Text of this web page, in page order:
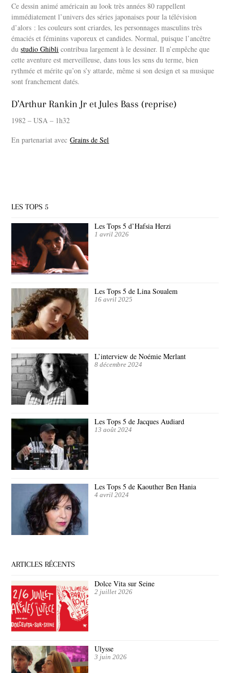
Ce dessin animé américain au look très années 80 rappellent
immédiatement l’univers des séries japonaises pour la télévision
d’alors : les couleurs sont criardes, les personnages masculins très
émaciés et féminins vaporeux et candides. Normal, puisque l’ancêtre
dustudio Ghibli contribua largement à le dessiner. Il n’empêche que
cette aventure est merveilleuse, dans tous les sens du terme, bien
rythmée et mérite qu’on s’y attarde, même si son design et sa musique
sont franchement datés.
D’Arthur Rankin Jr et Jules Bass (reprise)
1982 – USA – 1h32
En partenariat avecGrains de Sel
LES TOPS 5
Les Tops 5 d’Hafsia Herzi
1 avril 2026
Les Tops 5 de Lina Soualem
16 avril 2025
L’interview de Noémie Merlant
8 décembre 2024
Les Tops 5 de Jacques Audiard
13 août 2024
Les Tops 5 de Kaouther Ben Hania
4 avril 2024
ARTICLES RÉCENTS
Dolce Vita sur Seine
2 juillet 2026
Ulysse
3 juin 2026